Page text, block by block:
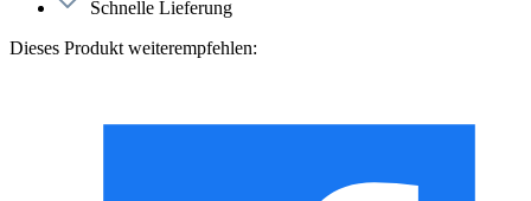
Schnelle Lieferung
Dieses Produkt weiterempfehlen: